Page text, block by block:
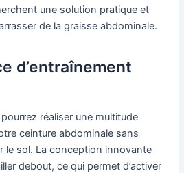
une solution pratique et
de la graisse abdominale.
d’entraînement
réaliser une multitude
ceinture abdominale sans
le sol. La conception innovante
debout, ce qui permet d’activer